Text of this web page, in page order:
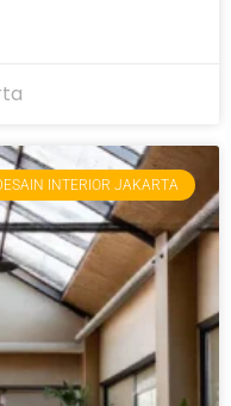
INTERIOR JAKARTA